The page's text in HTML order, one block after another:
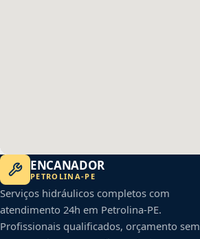
ENCANADOR
PETROLINA-PE
Serviços hidráulicos completos com
atendimento 24h em Petrolina-PE.
Profissionais qualificados, orçamento sem